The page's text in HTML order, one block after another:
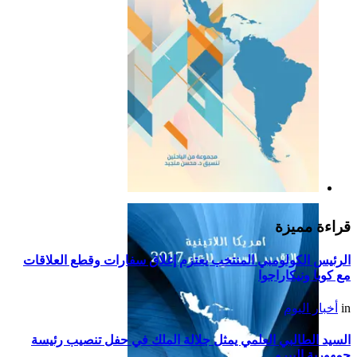
التقرير السياسي لأمريكا
اللاتينية للعام 2019
قراءة مميزة
الرئيس الكولومبي المنتخب يعتزم إغلاق سفارات وقطع العلاقات
مع كوبا ونيكاراجوا
in أخبار اليوم
السيد الطالبي العلمي يمثل جلالة الملك في حفل تنصيب رئيسة